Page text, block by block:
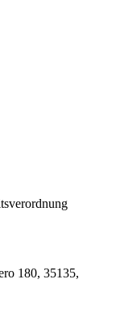
180, 35135,